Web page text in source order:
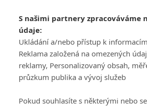
Šéfredaktorkou webu jePetr Slavík, e-mail
Máte-li zájem o inzerci na našem webu
studio@koncal.com
Ochrana osobních údajů|Zásady používání
Upravit nastavení
S našimi partnery zpracováváme
údaje:
Ukládání a/nebo přístup k
Reklama založená na omezených
reklamy, Personalizovaný obsah,
průzkum publika a vývoj služeb
Pokud souhlasíte s některými nebo